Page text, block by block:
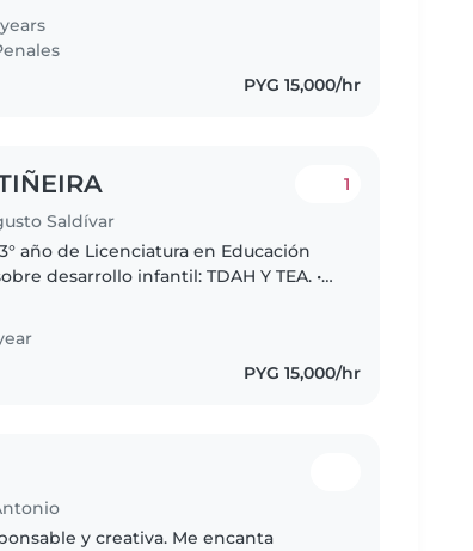
música..
PYG 15,000/hr
Saldívar
1
año de Licenciatura en Educación
desarrollo infantil: TDAH Y TEA. •
PYG 15,000/hr
y creativa. Me encanta